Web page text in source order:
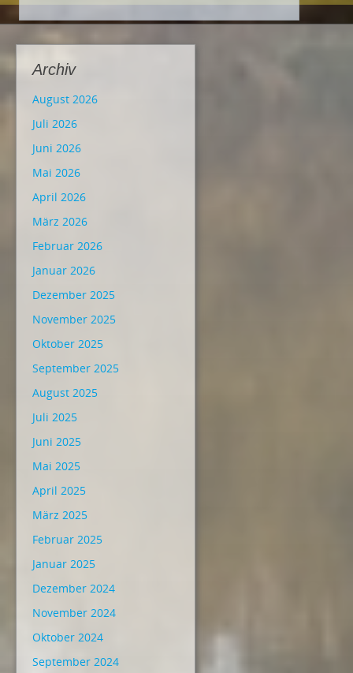
Archiv
August 2026
Juli 2026
Juni 2026
Mai 2026
April 2026
März 2026
Februar 2026
Januar 2026
Dezember 2025
November 2025
Oktober 2025
September 2025
August 2025
Juli 2025
Juni 2025
Mai 2025
April 2025
März 2025
Februar 2025
Januar 2025
Dezember 2024
November 2024
Oktober 2024
September 2024